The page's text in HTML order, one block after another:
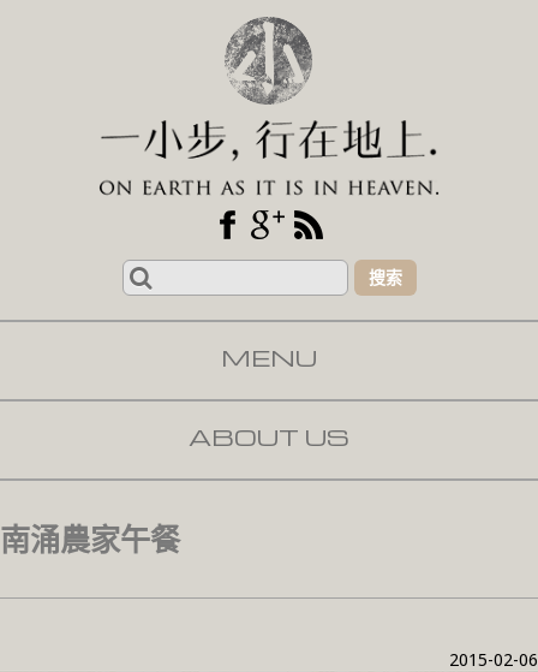
Search
for:
MENU
SKIP TO CONTENT
ABOUT US
南涌農家午餐
2015-02-06